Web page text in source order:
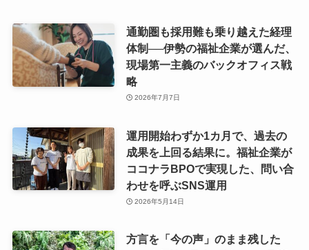
通勤圏も採用難も乗り越えた経理
体制──伊勢の福祉企業が選んだ、
現場第一主義のバックオフィス戦
略
2026年7月7日
運用開始わずか1カ月で、過去の
成果を上回る結果に。福祉企業が
ココナラBPOで実現した、問い合
わせを呼ぶSNS運用
2026年5月14日
方言を「今の声」のまま残した